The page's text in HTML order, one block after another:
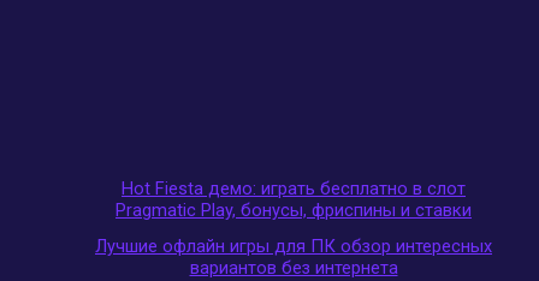
Hot Fiesta демо: играть бесплатно в слот
Pragmatic Play, бонусы, фриспины и ставки
Лучшие офлайн игры для ПК обзор интересных
вариантов без интернета